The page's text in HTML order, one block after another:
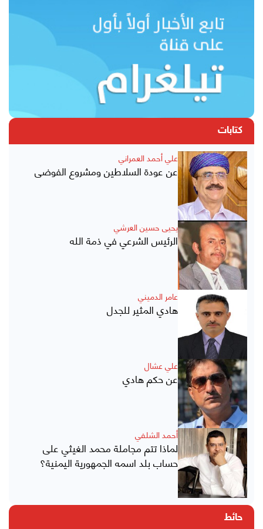
كتابات
علي أحمد العمراني
عن عودة السلاطين ومشروع الفوضى
يحيى حسين العرشي
الرئيس الشرعي في ذمة الله
عامر الدميني
هادي المثير للجدل
علي عشال
عن حكم هادي
أحمد الشلفي
لماذا تتم مجاملة محمد الغيثي على
حساب بلد اسمه الجمهورية اليمنية؟
حائط